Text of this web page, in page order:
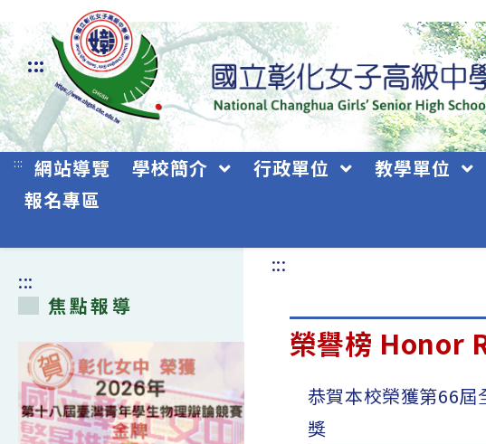
轉
至
主
要
:::
::: 網站導覽 學校簡介 行政單位 教學單位
報名專區
:::
榮譽榜 Honor
恭賀本校榮獲第66
獎
:::
焦點報導